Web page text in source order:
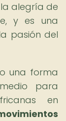
alegría de
y es una
pasión del
una forma
para
en